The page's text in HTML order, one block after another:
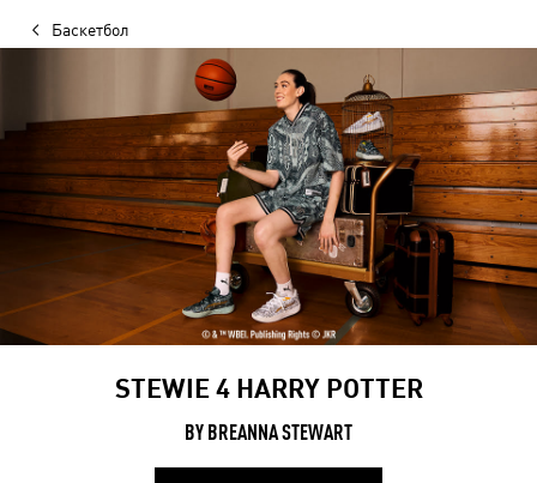
Баскетбол
STEWIE 4 HARRY POTTER
BY BREANNA STEWART